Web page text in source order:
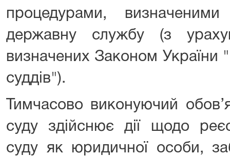
процедурами,
державну службу (з
визначених Законом України
суддів").
Тимчасово виконуючий
суду здійснює дії щодо
суду як юридичної особи,